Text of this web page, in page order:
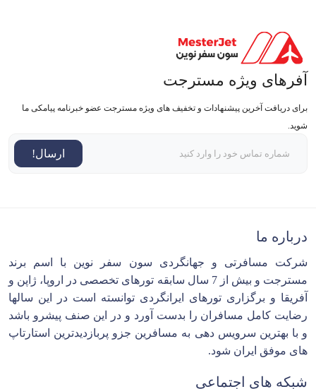
آفرهای ویژه مسترجت
برای دریافت آخرین پیشنهادات و تخفیف های ویژه مسترجت عضو خبرنامه پیامکی ما
شوید.
ارسال!
درباره ما
شرکت مسافرتی و جهانگردی سون سفر نوین با اسم برند
مسترجت و بیش از 7 سال سابقه تورهای تخصصی در اروپا، ژاپن و
آفریقا و برگزاری تورهای ایرانگردی توانسته است در این سالها
رضایت کامل مسافران را بدست آورد و در این صنف پیشرو باشد
و با بهترین سرویس دهی به مسافرین جزو پربازدیدترین استارتاپ
های موفق ایران شود.
شبکه های اجتماعی